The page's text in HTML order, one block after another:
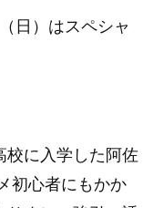
日）はスペシャ
校に入学した阿佐
初心者にもかか